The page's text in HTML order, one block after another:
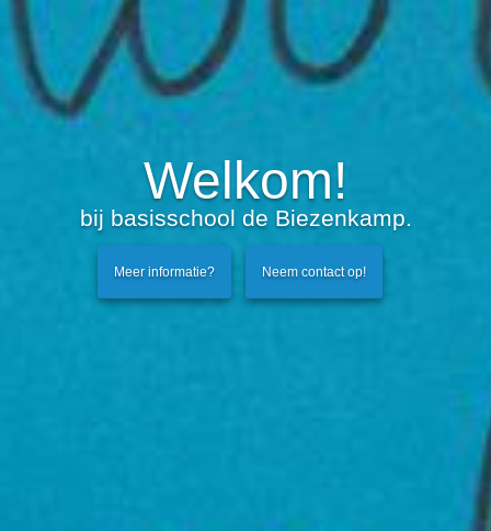
Welkom!
bij basisschool de Biezenkamp.
Meer informatie? Neem contact op!